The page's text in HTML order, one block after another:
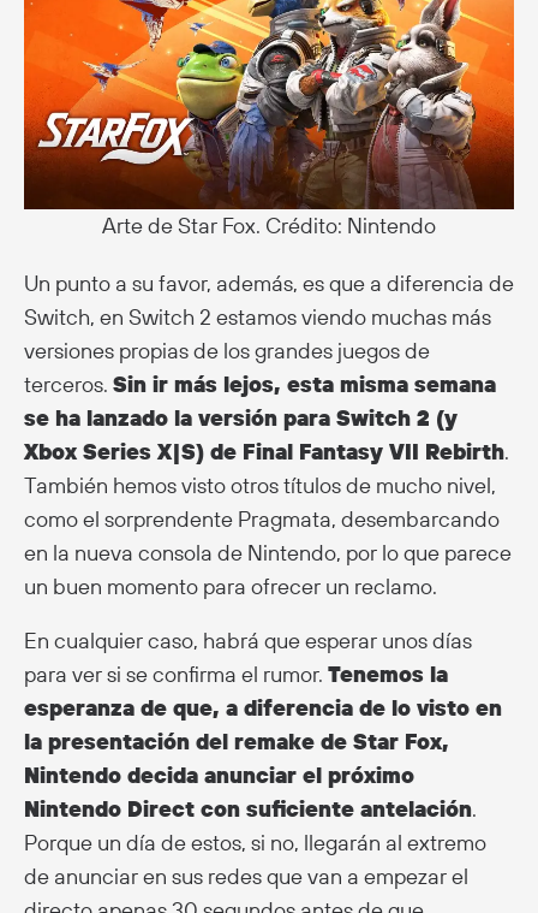
Arte de Star Fox. Crédito: Nintendo
Un punto a su favor, además, es que a diferencia de
Switch, en Switch 2 estamos viendo muchas más
versiones propias de los grandes juegos de
terceros. Sin ir más lejos, esta misma semana
se ha lanzado la versión para Switch 2 (y
Xbox Series X|S) de Final Fantasy VII Rebirth.
También hemos visto otros títulos de mucho nivel,
como el sorprendente Pragmata, desembarcando
en la nueva consola de Nintendo, por lo que parece
un buen momento para ofrecer un reclamo.
En cualquier caso, habrá que esperar unos días
para ver si se confirma el rumor. Tenemos la
esperanza de que, a diferencia de lo visto en
la presentación del remake de Star Fox,
Nintendo decida anunciar el próximo
Nintendo Direct con suficiente antelación.
Porque un día de estos, si no, llegarán al extremo
de anunciar en sus redes que van a empezar el